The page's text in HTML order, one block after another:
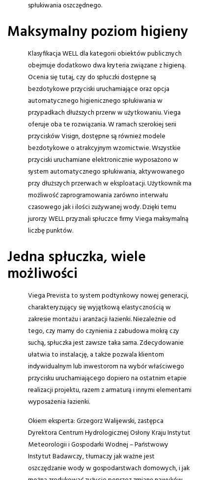
spłukiwania oszczędnego.
Maksymalny poziom higieny
Klasyfikacja WELL dla kategorii obiektów publicznych
obejmuje dodatkowo dwa kryteria związane z higieną.
Ocenia się tutaj, czy do spłuczki dostępne są
bezdotykowe przyciski uruchamiające oraz opcja
automatycznego higienicznego spłukiwania w
przypadkach dłuższych przerw w użytkowaniu. Viega
oferuje oba te rozwiązania. W ramach szerokiej serii
przycisków Visign, dostępne są również modele
bezdotykowe o atrakcyjnym wzornictwie. Wszystkie
przyciski uruchamiane elektronicznie wyposażono w
system automatycznego spłukiwania, aktywowanego
przy dłuższych przerwach w eksploatacji. Użytkownik ma
możliwość zaprogramowania zarówno interwału
czasowego jak i ilości zużywanej wody. Dzięki temu
jurorzy WELL przyznali spłuczce firmy Viega maksymalną
liczbę punktów.
Jedna spłuczka, wiele
możliwości
Viega Prevista to system podtynkowy nowej generacji,
charakteryzujący się wyjątkową elastycznością w
zakresie montażu i aranżacji łazienki. Niezależnie od
tego, czy mamy do czynienia z zabudowa mokrą czy
suchą, spłuczka jest zawsze taka sama. Zdecydowanie
ułatwia to instalację, a także pozwala klientom
indywidualnym lub inwestorom na wybór właściwego
przycisku uruchamiającego dopiero na ostatnim etapie
realizacji projektu, razem z armaturą i innymi elementami
wyposażenia łazienki.
Okiem eksperta: Grzegorz Walijewski, zastępca
Dyrektora Centrum Hydrologicznej Osłony Kraju Instytut
Meteorologii i Gospodarki Wodnej – Państwowy
Instytut Badawczy, tłumaczy jak ważne jest
oszczędzanie wody w gospodarstwach domowych, i jak